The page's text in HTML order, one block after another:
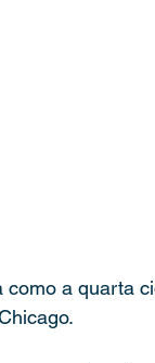
a quarta